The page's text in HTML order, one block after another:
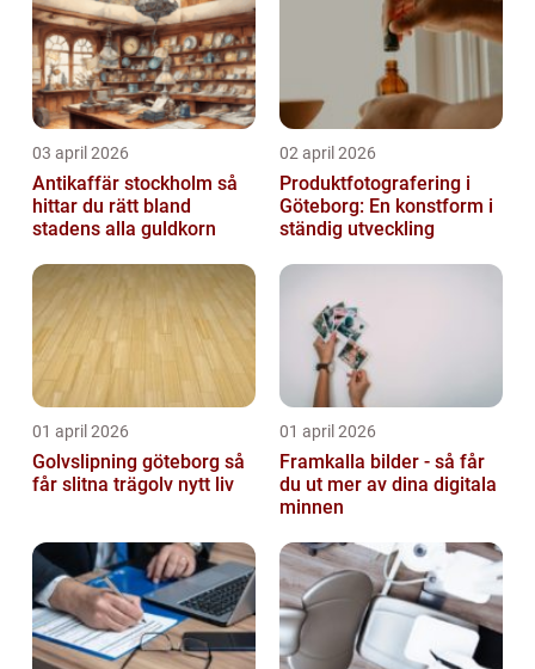
03 april 2026
Antikaffär stockholm så
hittar du rätt bland
stadens alla guldkorn
02 april 2026
Produktfotografering i
Göteborg: En konstform i
ständig utveckling
01 april 2026
Golvslipning göteborg så
får slitna trägolv nytt liv
01 april 2026
Framkalla bilder - så får
du ut mer av dina digitala
minnen